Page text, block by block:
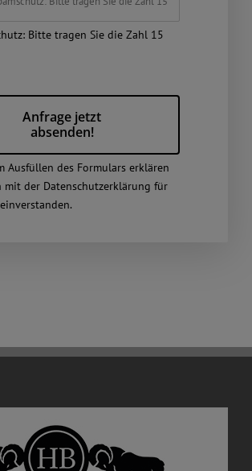
Bitte tragen Sie die Zahl 15
Anfrage jetzt
absenden!
Ausfüllen des Formulars erklären
mit der Datenschutzerklärung für